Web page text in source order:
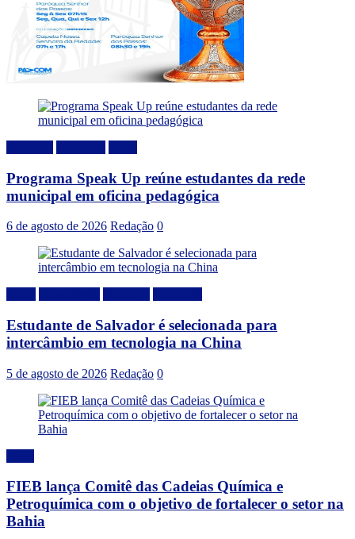
Programa Speak Up reúne estudantes da rede
municipal em oficina pedagógica
6 de agosto de 2026 Redação 0
Estudante de Salvador é selecionada para
intercâmbio em tecnologia na China
5 de agosto de 2026 Redação 0
FIEB lança Comitê das Cadeias Química e
Petroquímica com o objetivo de fortalecer o setor na
Bahia